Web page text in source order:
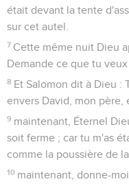
était devant la tente
sur cet autel.
7 Cette même nuit Dieu
Demande ce que tu
8 Et Salomon dit à Dieu :
envers David, mon père,
9 maintenant, Éternel
soit ferme ; car tu m'as
comme la poussière de
10 maintenant, donne-